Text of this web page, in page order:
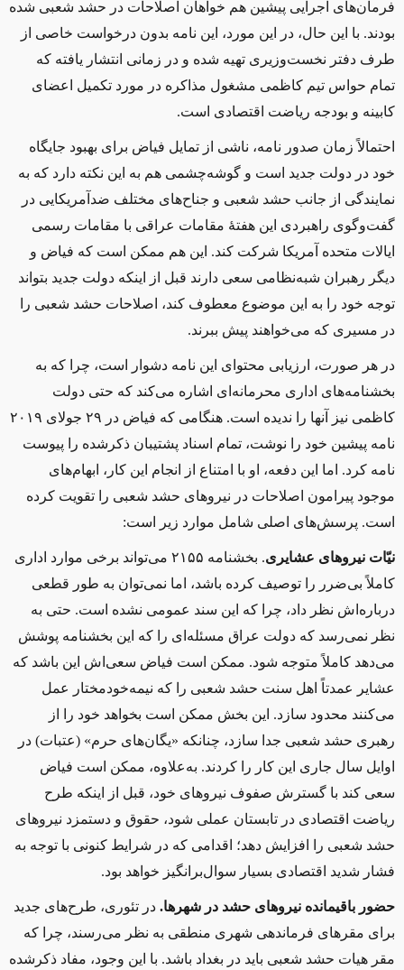
فرمان‌های اجرایی پیشین هم خواهان اصلاحات در حشد شعبی شده
بودند. با این حال، در این مورد، این نامه بدون درخواست خاصی از
طرف دفتر نخست‌وزیری تهیه شده و در زمانی انتشار یافته که
تمام حواس تیم کاظمی مشغول مذاکره در مورد تکمیل اعضای
کابینه و بودجه ریاضت اقتصادی است.
احتمالاً زمان صدور نامه، ناشی از تمایل فیاض برای بهبود جایگاه
خود در دولت جدید است و گوشه‌چشمی هم به این نکته دارد که به
نمایندگی از جانب حشد شعبی و جناح‌های مختلف ضدآمریکایی در
گفت‌وگوی راهبردی این هفتۀ مقامات عراقی با مقامات رسمی
ایالات متحده آمریکا شرکت کند. این هم ممکن است که فیاض و
دیگر رهبران شبه‌نظامی سعی دارند قبل از اینکه دولت جدید بتواند
توجه خود را به این موضوع معطوف کند، اصلاحات حشد شعبی را
در مسیری که می‌خواهند پیش ببرند.
در هر صورت، ارزیابی محتوای این نامه دشوار است، چرا که به
بخشنامه‌های اداری محرمانه‌ای اشاره می‌کند که حتی دولت
کاظمی نیز آنها را ندیده است. هنگامی که فیاض در ۲۹ جولای ۲۰۱۹
نامه پیشین خود را نوشت، تمام اسناد پشتیبان ذکرشده را پیوست
نامه کرد. اما این دفعه، او با امتناع از انجام این کار، ابهام‌های
موجود پیرامون اصلاحات در نیروهای حشد شعبی را تقویت کرده
است. پرسش‌های اصلی شامل موارد زیر است:
نیّات نیروهای عشایری
. بخشنامه ۲۱۵۵ می‌تواند برخی موارد اداری
کاملاً بی‌ضرر را توصیف کرده باشد، اما نمی‌توان به طور قطعی
درباره‌اش نظر داد، چرا که این سند عمومی نشده است. حتی به
نظر نمی‌رسد که دولت عراق مسئله‌ای را که این بخشنامه پوشش
می‌دهد کاملاً متوجه شود. ممکن است فیاض سعی‌اش این باشد که
عشایر عمدتاً اهل سنت حشد شعبی را که نیمه‌خودمختار عمل
می‌کنند محدود سازد. این بخش ممکن است بخواهد خود را از
رهبری حشد شعبی جدا سازد، چنانکه «یگان‌های حرم» (عتبات) در
اوایل سال جاری این کار را کردند. به‌علاوه، ممکن است فیاض
سعی کند با گسترش صفوف نیروهای خود، قبل از اینكه طرح
ریاضت اقتصادی در تابستان عملی شود، حقوق و دستمزد نیروهای
حشد شعبی را افزایش دهد؛ اقدامی که در شرایط کنونی با توجه به
فشار شدید اقتصادی بسیار سوال‌برانگیز خواهد بود.
حضور باقیمانده نیروهای حشد در شهرها. در تئوری، طرح‌های جدید
برای مقرهای فرماندهی شهری منطقی به نظر می‌رسند، چرا که
مقر هیات حشد شعبی باید در بغداد باشد. با این وجود، مفاد ذکرشده